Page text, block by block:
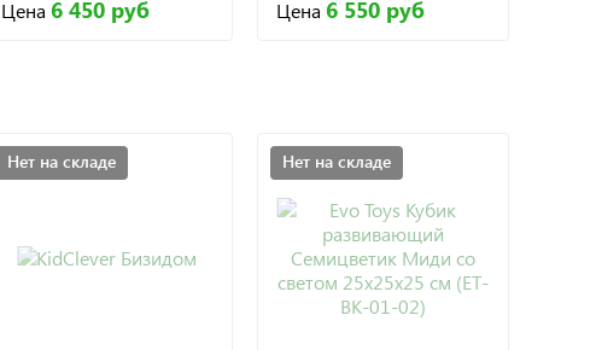
Цена 6 450 руб Цена 6 550 руб
Нет на складе Нет на складе